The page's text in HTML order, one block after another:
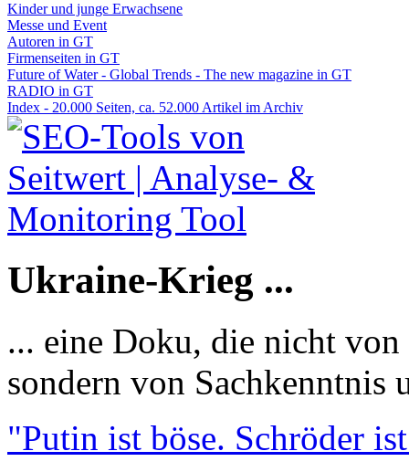
Kinder und junge Erwachsene
Messe und Event
Autoren in GT
Firmenseiten in GT
Future of Water - Global Trends - The new magazine in GT
RADIO in GT
Index - 20.000 Seiten, ca. 52.000 Artikel im Archiv
Ukraine-Krieg ...
... eine Doku, die nicht
sondern von Sachkenntnis
"Putin ist böse. Schröder